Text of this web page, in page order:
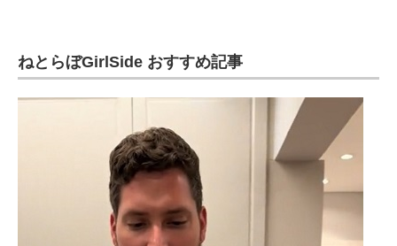
ねとらぼGirlSide おすすめ記事